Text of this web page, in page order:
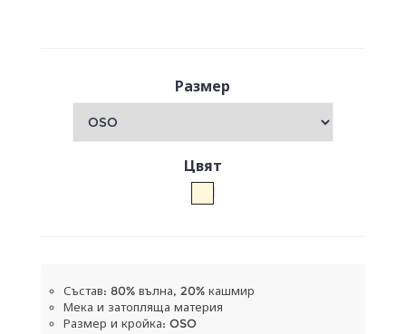
Размер
Цвят
Състав: 80% вълна, 20% кашмир
Мека и затопляща материя
Размер и кройка: OSO